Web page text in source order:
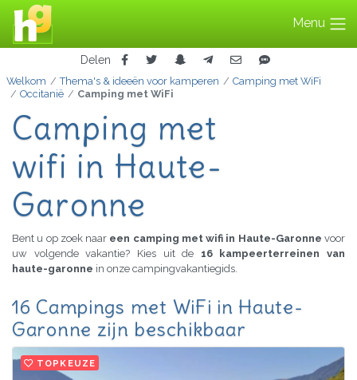
Menu
Delen
Welkom Thema's & ideeën voor kamperen
Camping met WiFi
Occitanië
Camping met WiFi
Camping met
wifi in Haute-
Garonne
Bent u op zoek naar een camping met wifi in Haute-Garonnevoor
uw volgende vakantie? Kies uit de 16 kampeerterreinen van
haute-garonne in onze campingvakantiegids.
16 Campings met WiFi in Haute-
Garonne zijn beschikbaar
TOPKEUZE